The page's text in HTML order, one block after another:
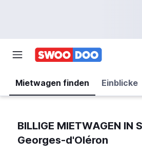
Mietwagen finden Einblicke
BILLIGE MIETWAGEN IN
Georges-d'Oléron